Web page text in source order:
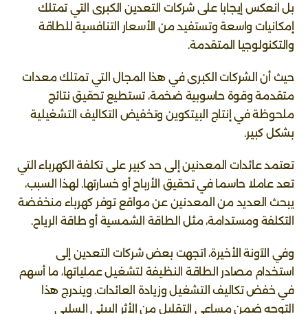
بل انعكس إيجابا على شركات التعدين الكبرى التي تمتلك
إمكانيات واسعة وتستفيد من الأسعار التنافسية للطاقة
والتكنولوجيا المتقدمة.
حيث أن الشركات الكبرى في هذا المجال التي تمتلك معدات
متقدمة وقوة حاسوبية ضخمة، تستطيع تحقيق نتائج
ملحوظة في إنتاج البيتكوين وتخفيض التكاليف التشغيلية
بشكل كبير.
تعتمد عائدات المعدنين إلى حد كبير على تكلفة الكهرباء التي
تعد عاملا حاسما في تحقيق الأرباح أو خسارتها. لهذا السبب،
يبحث العديد من المعدنين عن مواقع توفر كهرباء منخفضة
التكلفة ومستدامة، مثل الطاقة الشمسية أو طاقة الرياح.
وفي الآونة الأخيرة، اتجهت بعض شركات التعدين إلى
استخدام مصادر الطاقة النظيفة لتشغيل عملياتها، ما أسهم
في خفض تكاليف التشغيل وزيادة العائدات. ويندرج هذا
التوجه ضمن مساعي التقليل من الأثر البيئي السلبي